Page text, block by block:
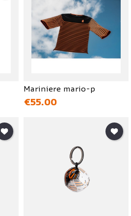
Mariniere mario-p
価格
€55.00